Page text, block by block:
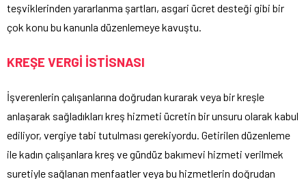
teşviklerinden yararlanma şartları, asgari ücret desteği gibi bir
çok konu bu kanunla düzenlemeye kavuştu.
KREŞE VERGİ İSTİSNASI
İşverenlerin çalışanlarına doğrudan kurarak veya bir kreşle
anlaşarak sağladıkları kreş hizmeti ücretin bir unsuru olarak kabul
ediliyor, vergiye tabi tutulması gerekiyordu. Getirilen düzenleme
ile kadın çalışanlara kreş ve gündüz bakımevi hizmeti verilmek
suretiyle sağlanan menfaatler veya bu hizmetlerin doğrudan